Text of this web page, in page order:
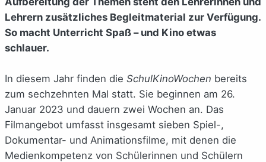
Lehrern zusätzliches Begleitmaterial zur Verfügung.
So macht Unterricht Spaß – und Kino etwas
schlauer.
In diesem Jahr finden die SchulKinoWochen bereits
zum sechzehnten Mal statt. Sie beginnen am 26.
Januar 2023 und dauern zwei Wochen an. Das
Filmangebot umfasst insgesamt sieben Spiel-,
Dokumentar- und Animationsfilme, mit denen die
Medienkompetenz von Schülerinnen und Schülern